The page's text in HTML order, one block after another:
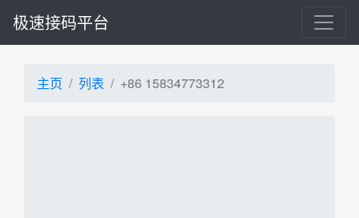
极速接码平台
主页 列表 +86 15834773312